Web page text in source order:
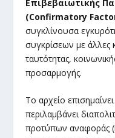
Επιβεβαιωτικής
(Confirmatory
συγκλίνουσα
συγκρίσεων με άλλες
ταυτότητας,
προσαρμογής.
Το αρχείο
περιλαμβάνει
προτύπων αναφοράς